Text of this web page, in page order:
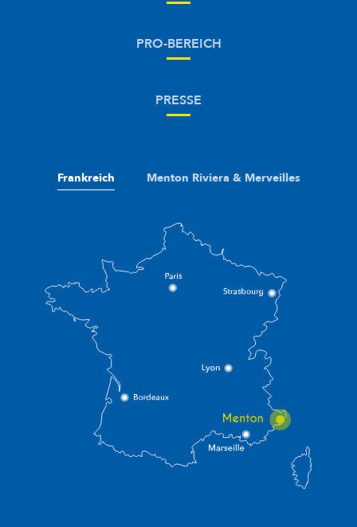
PRO-BEREICH
PRESSE
Frankreich Menton Riviera & Merveilles